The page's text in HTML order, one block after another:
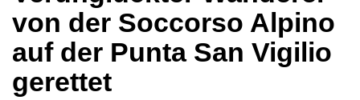
von der Soccorso Alpino
auf der Punta San Vigilio
gerettet